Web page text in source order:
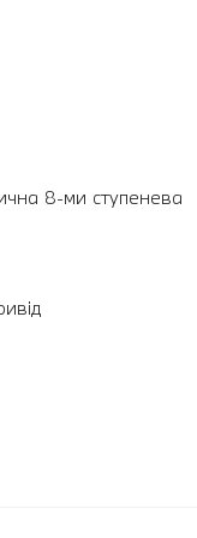
8-ми ступенева